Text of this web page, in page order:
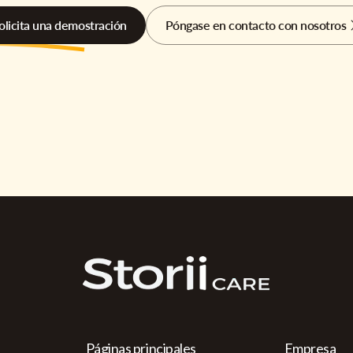
una demostración Póngase en contacto con nosotros
Páginas principales Empresa